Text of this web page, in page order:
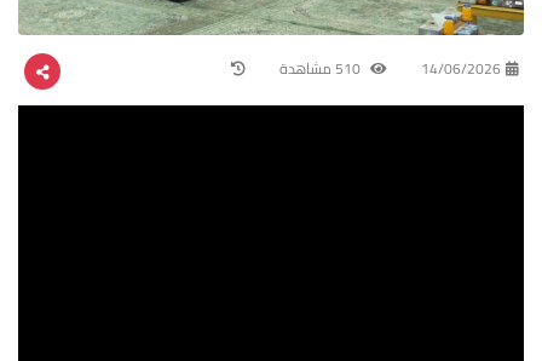
14/06/2026